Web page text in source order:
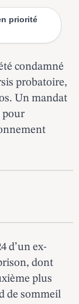
priorité
condamné
probatoire,
Un mandat
pour
d’un ex-
dont
plus
de sommeil